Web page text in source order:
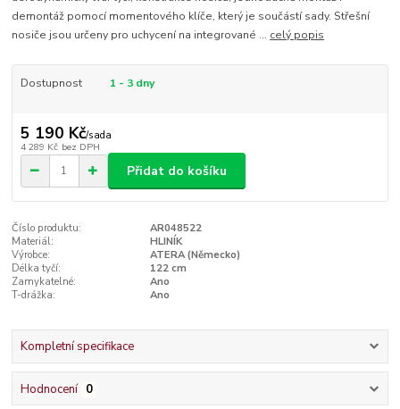
demontáž pomocí momentového klíče, který je součástí sady. Střešní
nosiče jsou určeny pro uchycení na integrované ... celý popis
Dostupnost 1 - 3 dny
5 190 Kč/sada
4 289 Kč bez DPH
Přidat do košíku
Číslo produktu:
AR048522
Materiál:
HLINÍK
Výrobce:
ATERA (Německo)
Délka tyčí:
122 cm
Zamykatelné:
Ano
T-drážka:
Ano
Kompletní specifikace
Hodnocení 0